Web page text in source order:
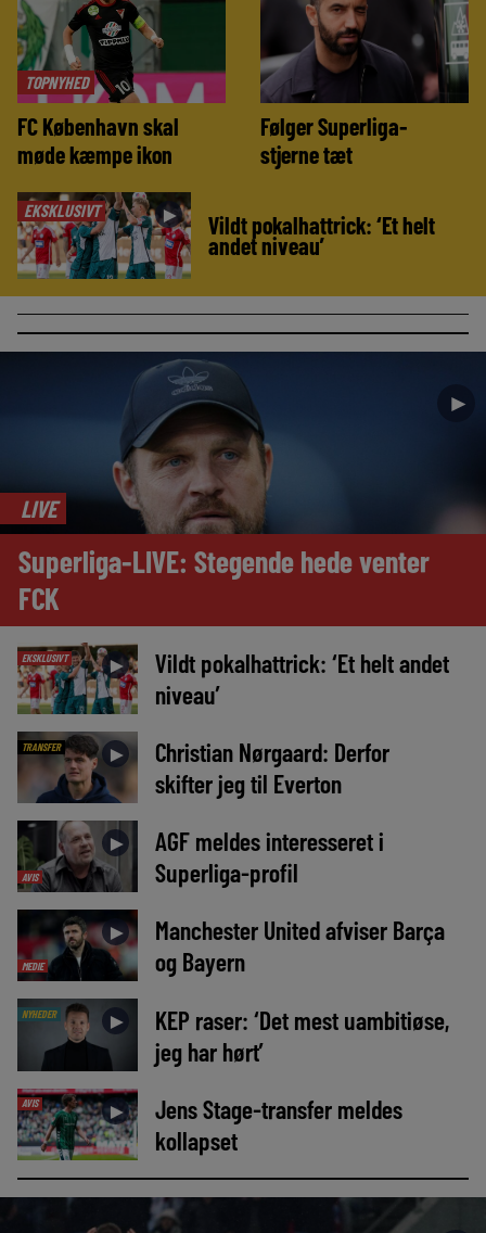
TOPNYHED
FC København skal
møde kæmpe ikon
Følger Superliga-
stjerne tæt
EKSKLUSIVT ► Vildt pokalhattrick: ‘Et helt
andet niveau’
►
LIVE
Superliga-LIVE: Stegende hede venter
FCK
EKSKLUSIVT ►
Vildt pokalhattrick: ‘Et helt andet
niveau’
TRANSFER ►
Christian Nørgaard: Derfor
skifter jeg til Everton
AVIS
►
AGF meldes interesseret i
Superliga-profil
MEDIE
►
Manchester United afviser Barça
og Bayern
NYHEDER ►
KEP raser: ‘Det mest uambitiøse,
jeg har hørt’
AVIS ►
Jens Stage-transfer meldes
kollapset